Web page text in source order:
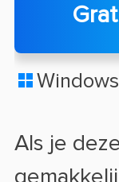

Als je